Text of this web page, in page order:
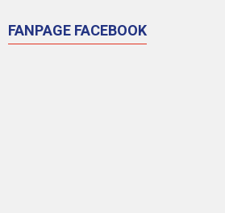
FANPAGE FACEBOOK